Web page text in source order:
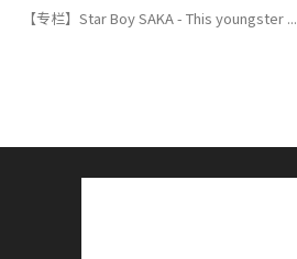
【专栏】Star Boy SAKA - This youngster ...